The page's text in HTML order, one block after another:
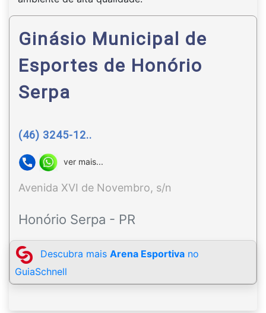
Ginásio Municipal de
Esportes de Honório
Serpa
(46) 3245-12..
ver mais...
Avenida XVI de Novembro, s/n
Honório Serpa - PR
Descubra mais Arena Esportiva no
GuiaSchnell